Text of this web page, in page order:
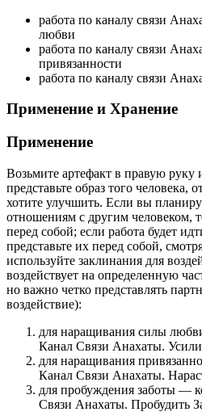
работа по каналу связи
любви
работа по каналу связи
привязанности
работа по каналу связи
Применение и Хранение
Применение
Возьмите артефакт в правую руку
представьте образ того
хотите улучшить. Если вы
отношениям с другим человеком,
перед собой; если работа будет
представьте их перед собой,
используйте заклинания для
воздействует на определенную
но важно четко представлять
воздействие):
для наращивания силы
Канал Связи Анахаты.
для наращивания
Канал Связи Анахаты.
для пробуждения заботы —
Связи Анахаты. Пробудить